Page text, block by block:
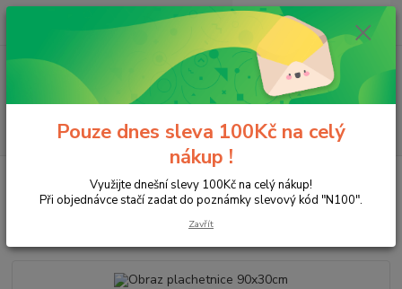
Hledat
ks
za 0,00 Kč
Třídílný 90x30,120x40,150x50
Obraz plachetnice
Obraz plachetnice 90x30cm
Pouze dnes sleva 100Kč na celý
nákup !
Využijte dnešní slevy 100Kč na celý nákup!
Při objednávce stačí zadat do poznámky slevový kód "N100".
Zavřít